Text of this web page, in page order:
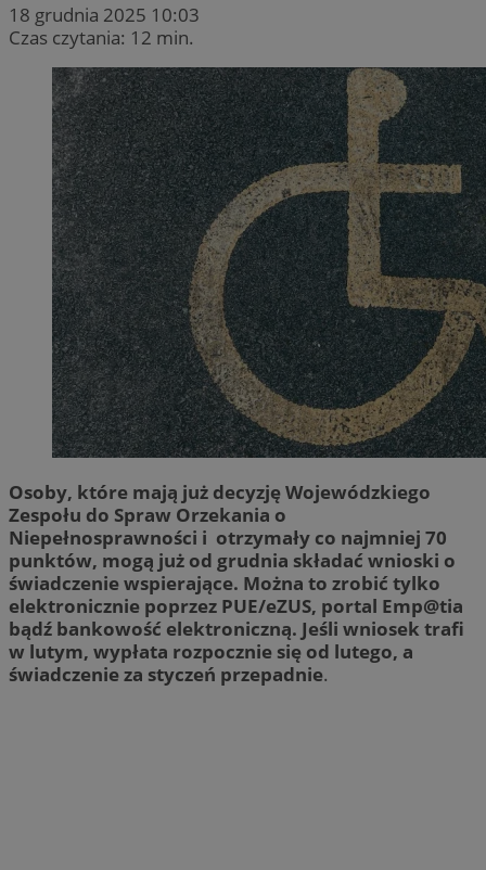
18 grudnia 2025 10:03
Czas czytania: 12 min.
Osoby, które mają już decyzję Wojewódzkiego
Zespołu do Spraw Orzekania o
Niepełnosprawności i otrzymały co najmniej 70
punktów, mogą już od grudnia składać wnioski o
świadczenie wspierające. Można to zrobić tylko
elektronicznie poprzez PUE/eZUS, portal Emp@tia
bądź bankowość elektroniczną. Jeśli wniosek trafi
w lutym, wypłata rozpocznie się od lutego, a
świadczenie za styczeń przepadnie.